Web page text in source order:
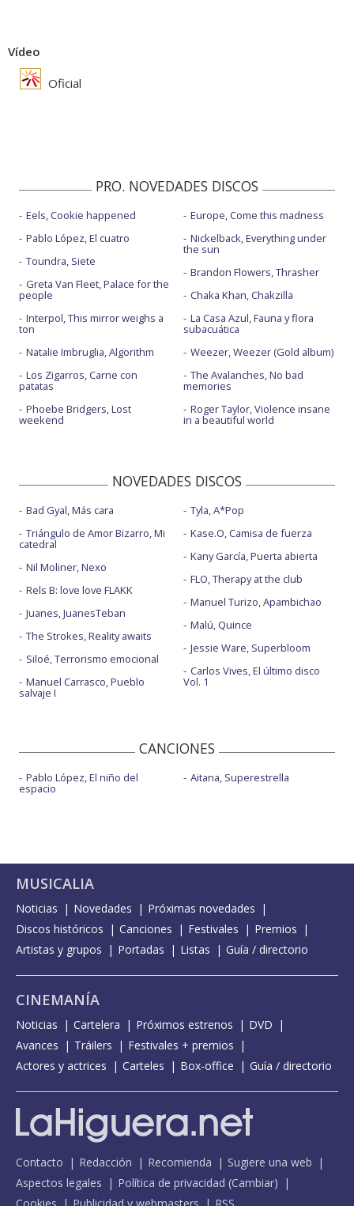
Vídeo
Oficial
PRO. NOVEDADES DISCOS
Eels, Cookie happened
Pablo López, El cuatro
Toundra, Siete
Greta Van Fleet, Palace for the
people
Interpol, This mirror weighs a
ton
Natalie Imbruglia, Algorithm
Los Zigarros, Carne con
patatas
Phoebe Bridgers, Lost
weekend
Europe, Come this madness
Nickelback, Everything under
the sun
Brandon Flowers, Thrasher
Chaka Khan, Chakzilla
La Casa Azul, Fauna y flora
subacuática
Weezer, Weezer (Gold album)
The Avalanches, No bad
memories
Roger Taylor, Violence insane
in a beautiful world
NOVEDADES DISCOS
Bad Gyal, Más cara
Triángulo de Amor Bizarro, Mi
catedral
Nil Moliner, Nexo
Rels B: love love FLAKK
Juanes, JuanesTeban
The Strokes, Reality awaits
Siloé, Terrorismo emocional
Manuel Carrasco, Pueblo
salvaje I
Tyla, A*Pop
Kase.O, Camisa de fuerza
Kany García, Puerta abierta
FLO, Therapy at the club
Manuel Turizo, Apambichao
Malú, Quince
Jessie Ware, Superbloom
Carlos Vives, El último disco
Vol. 1
CANCIONES
Pablo López, El niño del
espacio
Aitana, Superestrella
MUSICALIA
Noticias Novedades
Próximas novedades
Discos históricos
Canciones Festivales
Premios
Artistas y grupos
Portadas Listas Guía / directorio
CINEMANÍA
Noticias Cartelera Próximos estrenos
DVD
Avances
Tráilers
Festivales + premios
Actores y actrices
Carteles Box-office Guía / directorio
Contacto Redacción Recomienda
Sugiere una web
Aspectos legales
Política de privacidad (Cambiar)
Cookies
Publicidad y webmasters RSS